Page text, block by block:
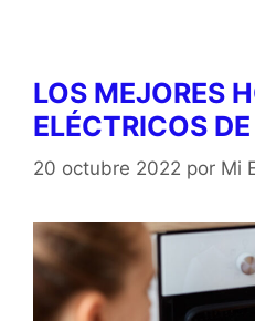
LOS MEJORES
ELÉCTRICOS
20 octubre 2022 por Mi